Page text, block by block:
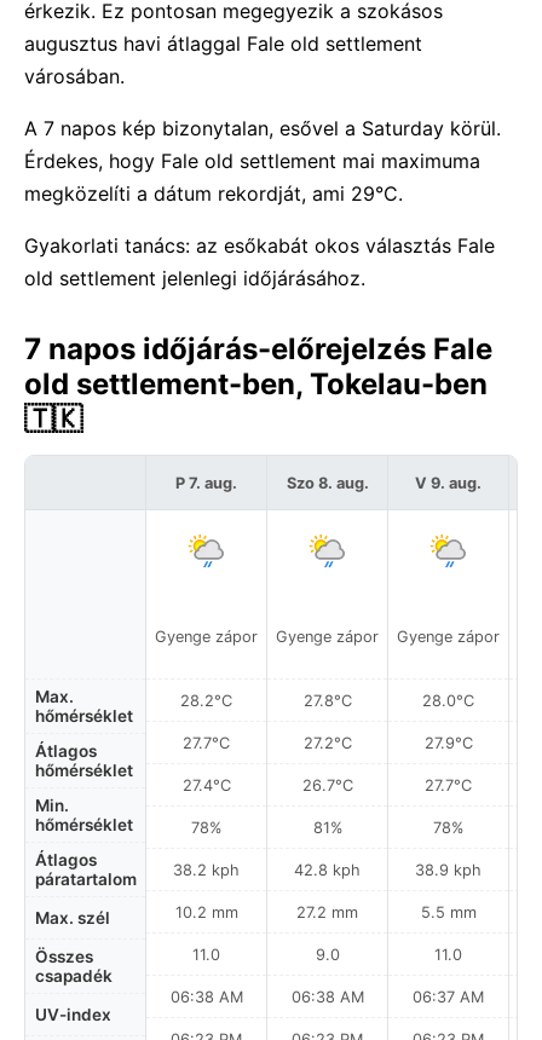
érkezik. Ez pontosan megegyezik a szokásos
augusztus havi átlaggal Fale old settlement
városában.
A 7 napos kép bizonytalan, esővel a Saturday körül.
Érdekes, hogy Fale old settlement mai maximuma
megközelíti a dátum rekordját, ami 29°C.
Gyakorlati tanács: az esőkabát okos választás Fale
old settlement jelenlegi időjárásához.
7 napos időjárás-előrejelzés Fale
old settlement-ben, Tokelau-ben
🇹🇰
Max.
hőmérséklet
Átlagos
hőmérséklet
Min.
hőmérséklet
Átlagos
páratartalom
Max. szél
Összes
csapadék
UV-index
P 7. aug.
Gyenge zápor
28.2°C
27.7°C
27.4°C
78%
38.2 kph
10.2 mm
11.0
06:38 AM
Szo 8. aug.
Gyenge zápor
27.8°C
27.2°C
26.7°C
81%
42.8 kph
27.2 mm
9.0
06:38 AM
V 9. aug.
Gyenge zápor
28.0°C
27.9°C
27.7°C
78%
38.9 kph
5.5 mm
11.0
06:37 AM